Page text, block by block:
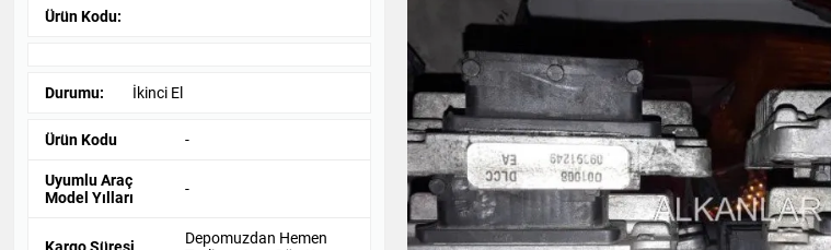
Ürün Kodu:
Durumu: İkinci El
Ürün Kodu -
Uyumlu Araç
Model Yılları
-
Depomuzdan Hemen